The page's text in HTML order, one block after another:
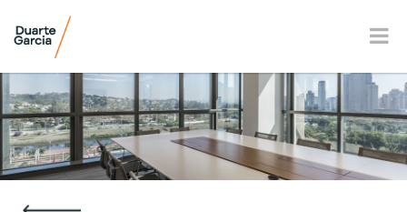
APRESENTAÇÃO
ATUAÇÃO
BR EN FR